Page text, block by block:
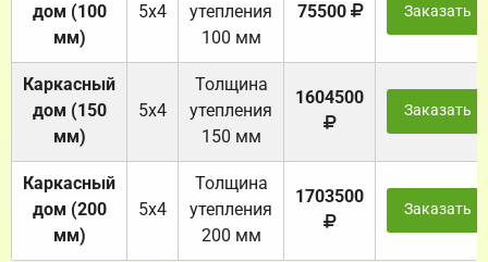
дом (100
мм)
5х4
утепления
100 мм
75500 Заказать
Каркасный
дом (150
мм)
5х4
Толщина
утепления
150 мм
1604500
Заказать
Каркасный
дом (200
мм)
5х4
Толщина
утепления
200 мм
1703500
Заказать